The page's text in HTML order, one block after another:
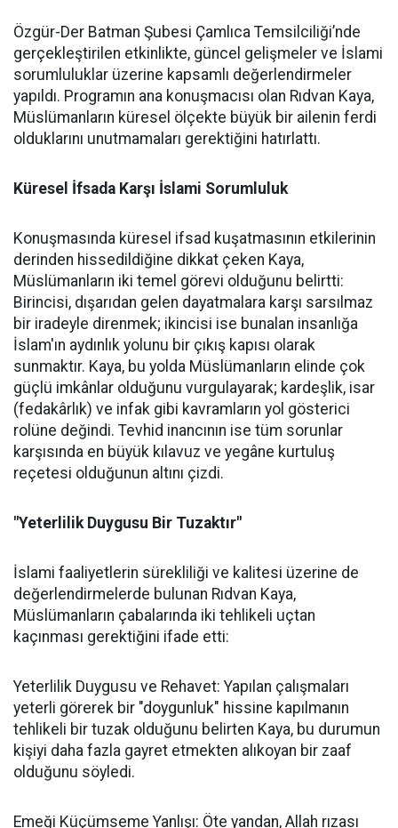
Özgür-Der Batman Şubesi Çamlıca Temsilciliği’nde
gerçekleştirilen etkinlikte, güncel gelişmeler ve İslami
sorumluluklar üzerine kapsamlı değerlendirmeler
yapıldı. Programın ana konuşmacısı olan Rıdvan Kaya,
Müslümanların küresel ölçekte büyük bir ailenin ferdi
olduklarını unutmamaları gerektiğini hatırlattı.
Küresel İfsada Karşı İslami Sorumluluk
Konuşmasında küresel ifsad kuşatmasının etkilerinin
derinden hissedildiğine dikkat çeken Kaya,
Müslümanların iki temel görevi olduğunu belirtti:
Birincisi, dışarıdan gelen dayatmalara karşı sarsılmaz
bir iradeyle direnmek; ikincisi ise bunalan insanlığa
İslam'ın aydınlık yolunu bir çıkış kapısı olarak
sunmaktır. Kaya, bu yolda Müslümanların elinde çok
güçlü imkânlar olduğunu vurgulayarak; kardeşlik, isar
(fedakârlık) ve infak gibi kavramların yol gösterici
rolüne değindi. Tevhid inancının ise tüm sorunlar
karşısında en büyük kılavuz ve yegâne kurtuluş
reçetesi olduğunun altını çizdi.
"Yeterlilik Duygusu Bir Tuzaktır"
İslami faaliyetlerin sürekliliği ve kalitesi üzerine de
değerlendirmelerde bulunan Rıdvan Kaya,
Müslümanların çabalarında iki tehlikeli uçtan
kaçınması gerektiğini ifade etti:
Yeterlilik Duygusu ve Rehavet: Yapılan çalışmaları
yeterli görerek bir "doygunluk" hissine kapılmanın
tehlikeli bir tuzak olduğunu belirten Kaya, bu durumun
kişiyi daha fazla gayret etmekten alıkoyan bir zaaf
olduğunu söyledi.
Emeği Küçümseme Yanlışı: Öte yandan, Allah rızası